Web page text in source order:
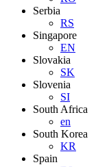
Serbia
RS
Singapore
EN
Slovakia
SK
Slovenia
SI
South Africa
en
South Korea
KR
Spain